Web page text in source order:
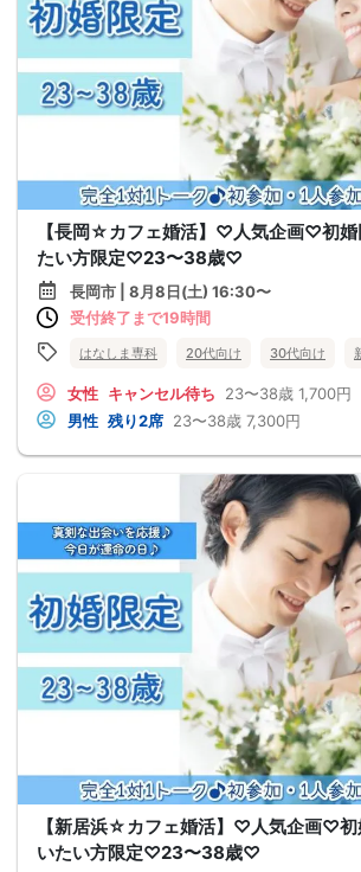
【長岡☆カフェ婚活】♡人気企画♡初婚
たい方限定♡23〜38歳♡
長岡市 | 8月8日(土) 16:30〜
受付終了まで19時間
はなしま専科 20代向け 30代向け
女性 キャンセル待ち 23〜38歳 1,700円
男性 残り2席 23〜38歳 7,300円
【新居浜☆カフェ婚活】♡人気企画♡初
いたい方限定♡23〜38歳♡